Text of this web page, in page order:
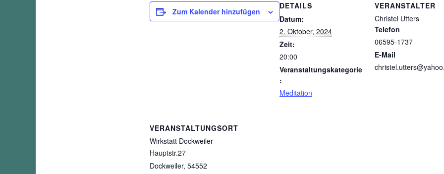
Zum Kalender hinzufügen
DETAILS
Datum:
2. Oktober, 2024
Zeit:
20:00
Veranstaltungskategorie
:
Meditation
VERANSTALTER
Christel Utters
Telefon
06595-1737
E-Mail
VERANSTALTUNGSORT
Wirkstatt Dockweiler
Hauptstr.27
Dockweiler, 54552